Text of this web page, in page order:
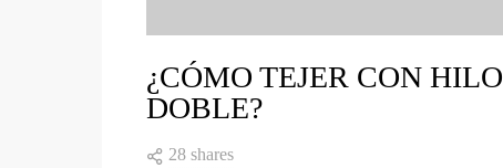
¿CÓMO TEJER CON HILO
DOBLE?
28 shares